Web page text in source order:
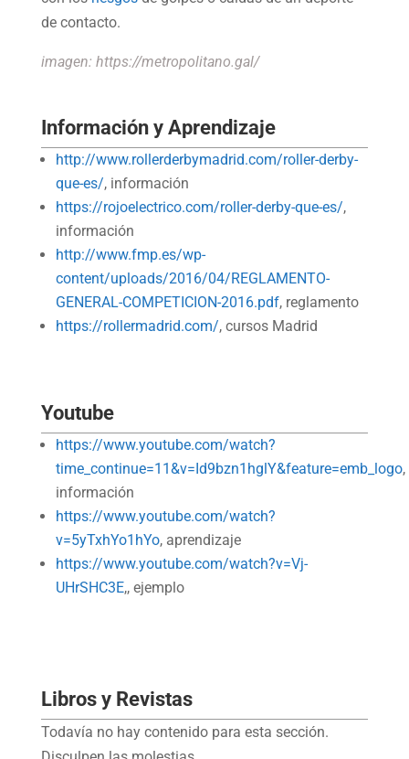
de contacto.
imagen: https://metropolitano.gal/
Información y Aprendizaje
http://www.rollerderbymadrid.com/roller-derby-
que-es/, información
https://rojoelectrico.com/roller-derby-que-es/,
información
http://www.fmp.es/wp-
content/uploads/2016/04/REGLAMENTO-
GENERAL-COMPETICION-2016.pdf, reglamento
https://rollermadrid.com/, cursos Madrid
Youtube
https://www.youtube.com/watch?
time_continue=11&v=Id9bzn1hglY&feature=emb_logo,
información
https://www.youtube.com/watch?
v=5yTxhYo1hYo, aprendizaje
https://www.youtube.com/watch?v=Vj-
UHrSHC3E,, ejemplo
Libros y Revistas
Todavía no hay contenido para esta sección.